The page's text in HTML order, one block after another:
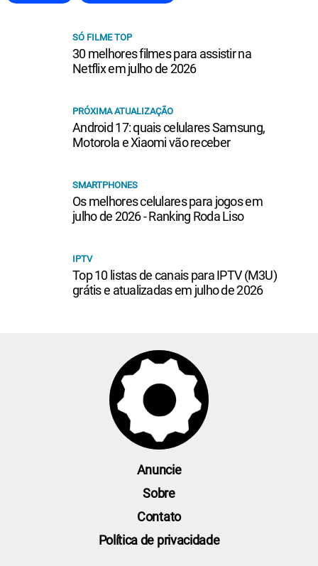
SÓ FILME TOP
30 melhores filmes para assistir na
Netflix em julho de 2026
PRÓXIMA ATUALIZAÇÃO
Android 17: quais celulares Samsung,
Motorola e Xiaomi vão receber
SMARTPHONES
Os melhores celulares para jogos em
julho de 2026 - Ranking Roda Liso
IPTV
Top 10 listas de canais para IPTV (M3U)
grátis e atualizadas em julho de 2026
Anuncie
Sobre
Contato
Política de privacidade